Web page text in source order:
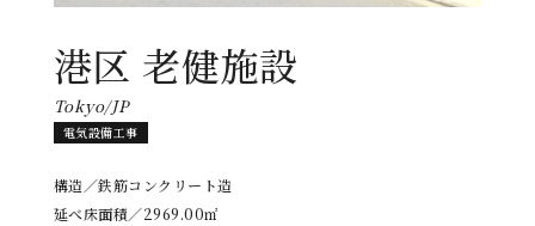
港区 老健施設
Tokyo/JP
電気設備工事
構造／鉄筋コンクリート造
延べ床面積／2969.00㎡